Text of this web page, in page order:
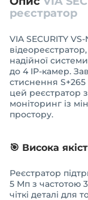
реєстратор
VIA SECURITY
надійної
до 4 IP-камер.
стиснення S+265
цей реєстратор
моніторинг із
простору.
🎯 Висока
Реєстратор
5 Мп з частотою
чіткі деталі для